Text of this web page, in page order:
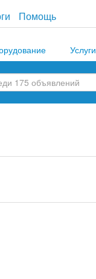
Помощь
Услуги